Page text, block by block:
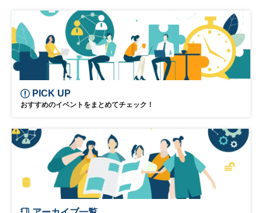
PICK UP
おすすめのイベントをまとめてチェック！